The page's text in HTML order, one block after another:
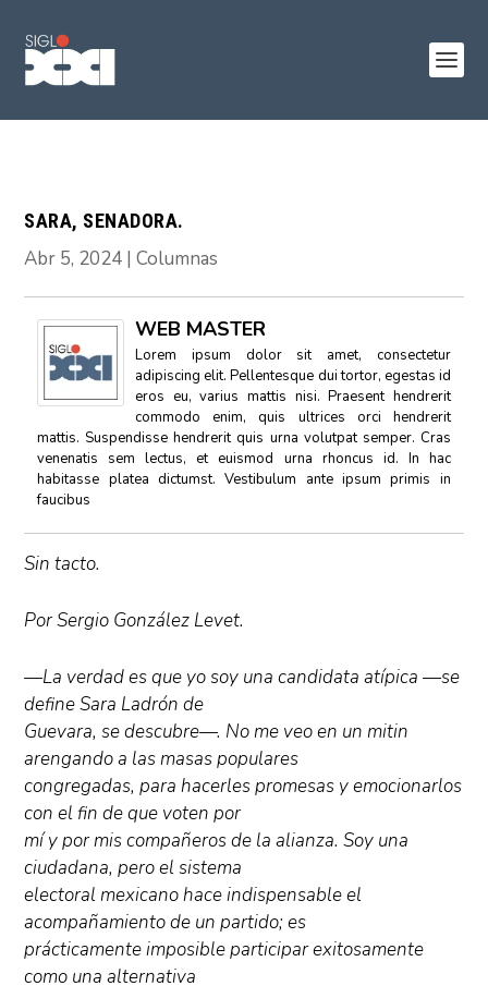
SARA, SENADORA.
Abr 5, 2024 |Columnas
WEB MASTER
Lorem ipsum dolor sit amet, consectetur
adipiscing elit. Pellentesque dui tortor, egestas id
eros eu, varius mattis nisi. Praesent hendrerit
commodo enim, quis ultrices orci hendrerit
mattis. Suspendisse hendrerit quis urna volutpat semper. Cras
venenatis sem lectus, et euismod urna rhoncus id. In hac
habitasse platea dictumst. Vestibulum ante ipsum primis in
faucibus
Sin tacto.
Por Sergio González Levet.
—La verdad es que yo soy una candidata atípica —se
define Sara Ladrón de
Guevara, se descubre—. No me veo en un mitin
arengando a las masas populares
congregadas, para hacerles promesas y emocionarlos
con el fin de que voten por
mí y por mis compañeros de la alianza. Soy una
ciudadana, pero el sistema
electoral mexicano hace indispensable el
acompañamiento de un partido; es
prácticamente imposible participar exitosamente
como una alternativa